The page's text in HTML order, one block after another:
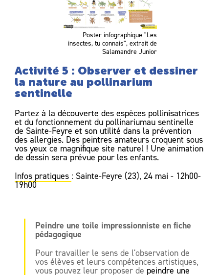
Poster infographique "Les
insectes, tu connais", extrait de
Salamandre Junior
Activité 5 : Observer et dessiner
la nature au pollinarium
sentinelle
Partez à la découverte des espèces pollinisatrices
et du fonctionnement du pollinariumau sentinelle
de Sainte-Feyre et son utilité dans la prévention
des allergies. Des peintres amateurs croquent sous
vos yeux ce magnifique site naturel ! Une animation
de dessin sera prévue pour les enfants.
Infos pratiques : Sainte-Feyre (23), 24 mai - 12h00-
19h00
Peindre une toile impressionniste en fiche
pédagogique
Pour travailler le sens de l'observation de
vos élèves et leurs compétences artistiques,
vous pouvez leur proposer de peindre une